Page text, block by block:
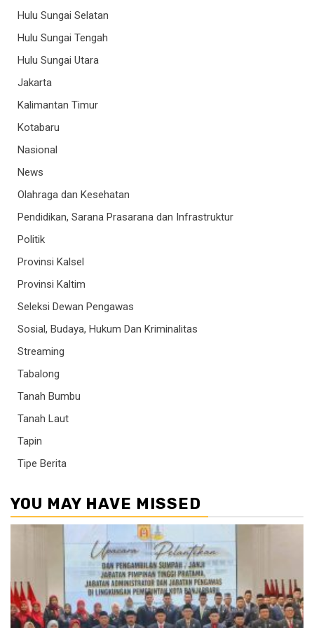
Hulu Sungai Selatan
Hulu Sungai Tengah
Hulu Sungai Utara
Jakarta
Kalimantan Timur
Kotabaru
Nasional
News
Olahraga dan Kesehatan
Pendidikan, Sarana Prasarana dan Infrastruktur
Politik
Provinsi Kalsel
Provinsi Kaltim
Seleksi Dewan Pengawas
Sosial, Budaya, Hukum Dan Kriminalitas
Streaming
Tabalong
Tanah Bumbu
Tanah Laut
Tapin
Tipe Berita
YOU MAY HAVE MISSED